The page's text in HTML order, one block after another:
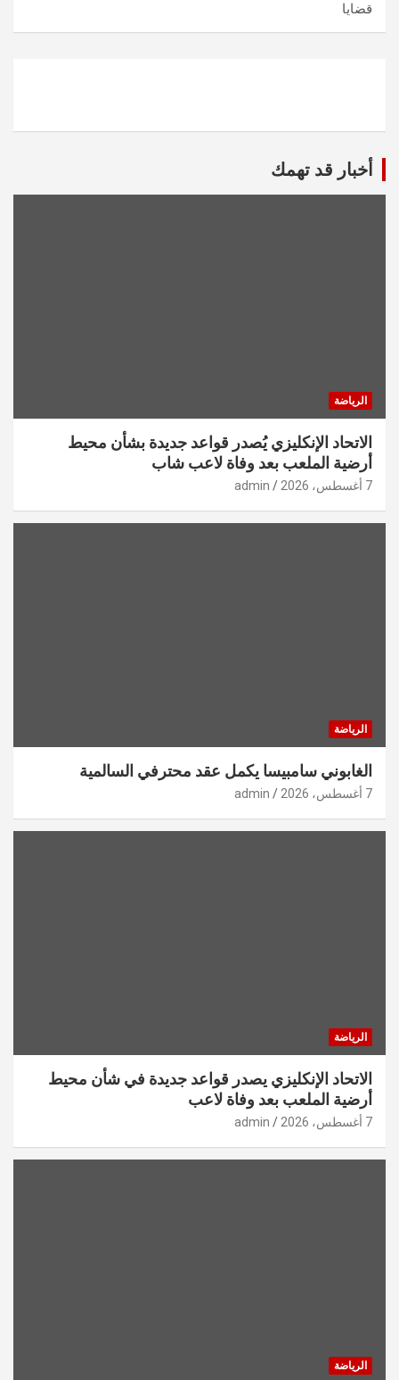
قضايا
أخبار قد تهمك
الرياضة
الاتحاد الإنكليزي يُصدر قواعد جديدة بشأن محيط
أرضية الملعب بعد وفاة لاعب شاب
7 أغسطس، 2026 admin
الرياضة
الغابوني سامبيسا يكمل عقد محترفي السالمية
7 أغسطس، 2026 admin
الرياضة
الاتحاد الإنكليزي يصدر قواعد جديدة في شأن محيط
أرضية الملعب بعد وفاة لاعب
7 أغسطس، 2026 admin
الرياضة